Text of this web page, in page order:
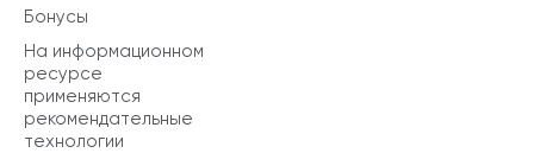
Бонусы
На информационном
ресурсе
применяются
рекомендательные
технологии